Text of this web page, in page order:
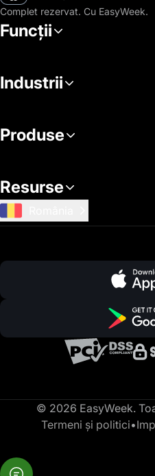
Complet rezervat. Cu EasyWeek.
Funcții
Industrii
Produse
Resurse
© 2026 EasyWeek.
Termeni și politici•